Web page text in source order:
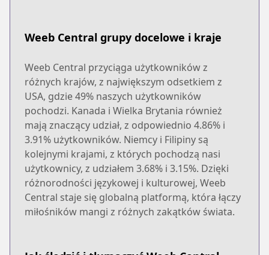
Weeb Central grupy docelowe i kraje
Weeb Central przyciąga użytkowników z
różnych krajów, z największym odsetkiem z
USA, gdzie 49% naszych użytkowników
pochodzi. Kanada i Wielka Brytania również
mają znaczący udział, z odpowiednio 4.86% i
3.91% użytkowników. Niemcy i Filipiny są
kolejnymi krajami, z których pochodzą nasi
użytkownicy, z udziałem 3.68% i 3.15%. Dzięki
różnorodności językowej i kulturowej, Weeb
Central staje się globalną platformą, która łączy
miłośników mangi z różnych zakątków świata.